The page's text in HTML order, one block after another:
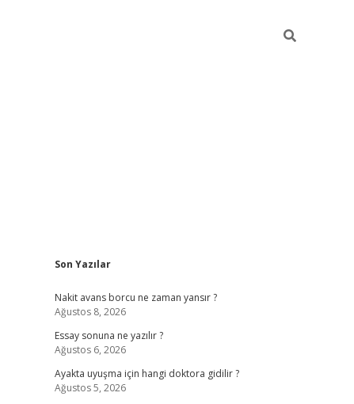
Sidebar
Son Yazılar
Nakit avans borcu ne zaman yansır ?
Ağustos 8, 2026
Essay sonuna ne yazılır ?
Ağustos 6, 2026
Ayakta uyuşma için hangi doktora gidilir ?
Ağustos 5, 2026